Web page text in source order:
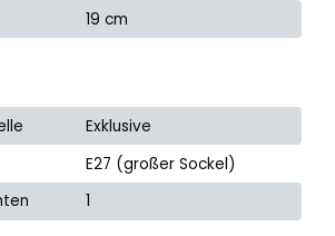
19 cm
Exklusive
E27 (großer Sockel)
1